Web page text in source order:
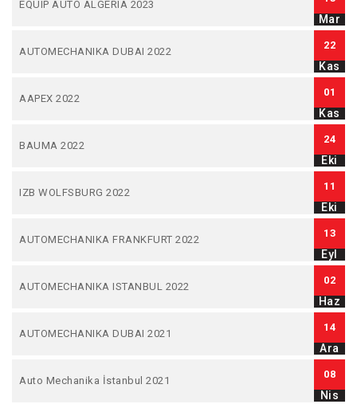
EQUIP AUTO ALGERIA 2023
Mar
AUTOMECHANIKA DUBAI 2022
22
Kas
AAPEX 2022
01
Kas
BAUMA 2022
24
Eki
IZB WOLFSBURG 2022
11
Eki
AUTOMECHANIKA FRANKFURT 2022
13
Eyl
AUTOMECHANIKA ISTANBUL 2022
02
Haz
AUTOMECHANIKA DUBAI 2021
14
Ara
Auto Mechanika İstanbul 2021
08
Nis